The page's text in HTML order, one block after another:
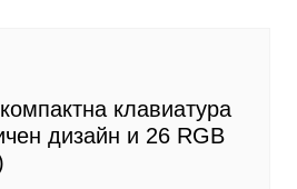
клавиатура
дизайн и 26 RGB